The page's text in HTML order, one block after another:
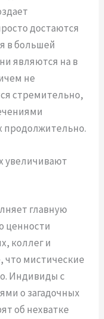
достаются
в большей
являются на в
не
стремительно,
продолжительно.
увеличивают
главную
ценности
коллег и
мистические
Индивиды с
о загадочных
об нехватке